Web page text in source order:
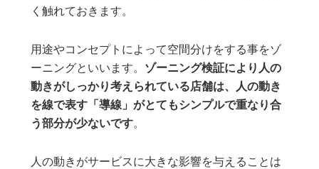
く触れておきます。
用途やコンセプトによって空間分けをする事をゾ
ーニングといいます。 ゾーニング検証により人の
動きがしっかり考えられている店舗は、人の動き
を線で表す「導線」がとてもシンプルで重なり合
う部分が少ないです。
人の動きがサービスに大きな影響を与えることは